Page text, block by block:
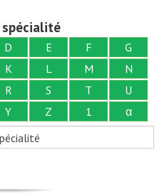
D E F
G
K L M
N
R S T
U
Y Z 1
α